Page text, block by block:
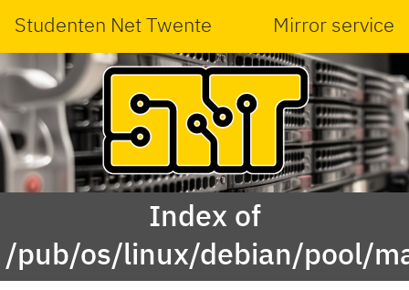
Studenten Net Twente Mirror service
Index of
/pub/os/linux/debian/pool/